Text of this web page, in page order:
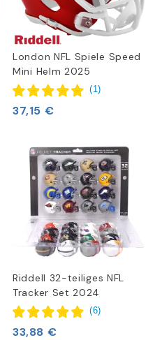
London NFL Spiele Speed
Mini Helm 2025
(1)
37,15 €
Riddell 32-teiliges NFL
Tracker Set 2024
(6)
33,88 €